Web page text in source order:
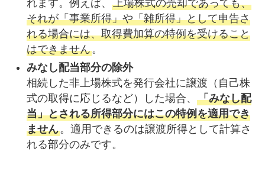
れます。例えば、 上場株式の売却であっても、
それが「事業所得」や「雑所得」として申告さ
れる場合には、取得費加算の特例を受けること
はできません。
みなし配当部分の除外
相続した非上場株式を発行会社に譲渡（自己株
式の取得に応じるなど）した場合、 「みなし配
当」とされる所得部分にはこの特例を適用でき
ません。適用できるのは譲渡所得として計算さ
れる部分のみです。